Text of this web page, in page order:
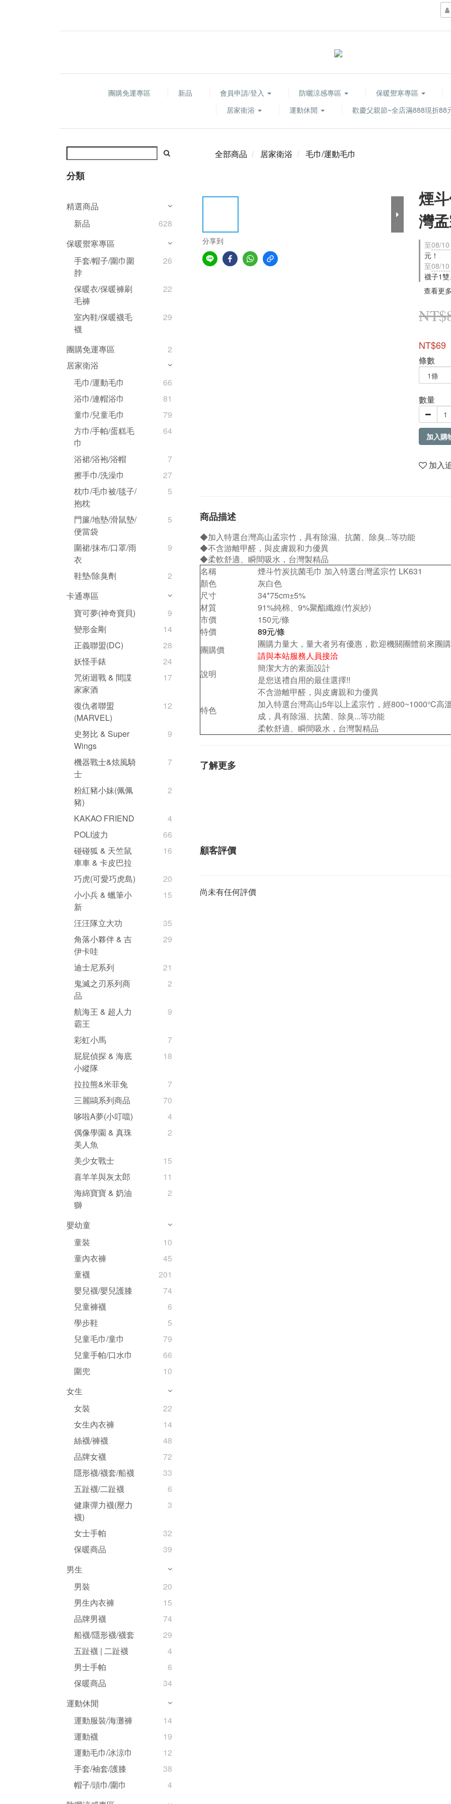
團購免運專區 新品 會員申請/登入 防曬涼感專區
保暖禦寒專區
居家衛浴
運動休閒 歡慶父親節~全店滿888現折88
分類
精選商品
新品
628
保暖禦寒專區
手套/帽子/圍巾圍
脖
26
保暖衣/保暖褲刷
毛褲
22
室內鞋/保暖襪毛
襪
29
團購免運專區
2
居家衛浴
毛巾/運動毛巾
66
浴巾/連帽浴巾
81
童巾/兒童毛巾
79
方巾/手帕/蛋糕毛
巾
64
浴裙/浴袍/浴帽
7
擦手巾/洗澡巾
27
枕巾/毛巾被/毯子/
抱枕
5
門簾/地墊/滑鼠墊/
便當袋
5
圍裙/抹布/口罩/雨
衣
9
鞋墊/除臭劑
2
卡通專區
寶可夢(神奇寶貝)
9
變形金剛
14
正義聯盟(DC)
28
妖怪手錶
24
咒術迴戰 & 間諜
家家酒
17
復仇者聯盟
(MARVEL)
12
史努比 & Super
Wings
9
機器戰士&炫風騎
士
7
粉紅豬小妹(佩佩
豬)
2
KAKAO FRIEND
4
POLI波力
66
碰碰狐 & 天竺鼠
車車 & 卡皮巴拉
16
巧虎(可愛巧虎島)
20
小小兵 & 蠟筆小
新
15
汪汪隊立大功
35
角落小夥伴 & 吉
伊卡哇
29
迪士尼系列
21
鬼滅之刃系列商
品
2
航海王 & 超人力
霸王
9
彩虹小馬
7
屁屁偵探 & 海底
小縱隊
18
拉拉熊&米菲兔
7
三麗鷗系列商品
70
哆啦A夢(小叮噹)
4
偶像學園 & 真珠
美人魚
2
美少女戰士
15
喜羊羊與灰太郎
11
海綿寶寶 & 奶油
獅
2
嬰幼童
童裝
10
童內衣褲
45
童襪
201
嬰兒襪/嬰兒護膝
74
兒童褲襪
6
學步鞋
5
兒童毛巾/童巾
79
兒童手帕/口水巾
66
圍兜
10
女生
女裝
22
女生內衣褲
14
絲襪/褲襪
48
品牌女襪
72
隱形襪/襪套/船襪
33
五趾襪/二趾襪
6
健康彈力襪(壓力
襪)
3
女士手帕
32
保暖商品
39
男生
男裝
20
男生內衣褲
15
品牌男襪
74
船襪/隱形襪/襪套
29
五趾襪 | 二趾襪
4
男士手帕
6
保暖商品
34
運動休閒
運動服裝/海灘褲
14
運動襪
19
運動毛巾/冰涼巾
12
手套/袖套/護膝
38
帽子/頭巾/圍巾
4
全部商品 居家衛浴 毛巾/運動毛巾
分享到
煙
灣
至08/
元！
至08/
襪子1
查看更
NT$69
條數
數量
加入購
加入
商品描述
◆加入特選台灣高山孟宗竹，具有除濕、抗菌、除臭...等功能
◆不含游離甲醛，與皮膚親和力優異
◆柔軟舒適、瞬間吸水，台灣製精品
名稱
煙斗竹炭抗菌毛巾 加入特選台灣孟宗竹 LK631
顏色
灰白色
尺寸
34*75cm±5%
材質
91%純棉、9%聚酯纖維(竹炭紗)
市價
150元/條
特價
89元/條
團購價
團購力量大，量大者另有優惠，歡迎機關團體前來團
請與本站服務人員接洽
說明
簡潔大方的素面設計
是您送禮自用的最佳選擇!!
特色
不含游離甲醛，與皮膚親和力優異
加入特選台灣高山5年以上孟宗竹，經800~1000°C高
成，具有除濕、抗菌、除臭...等功能
柔軟舒適、瞬間吸水，台灣製精品
了解更多
顧客評價
尚未有任何評價